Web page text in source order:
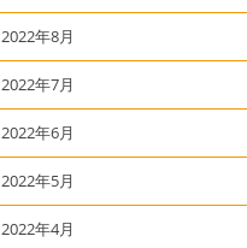
2022年8月
2022年7月
2022年6月
2022年5月
2022年4月